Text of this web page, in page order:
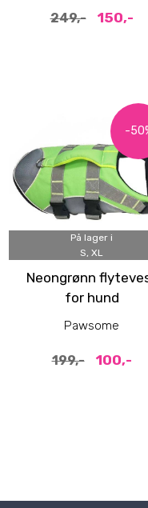
249,- 150,-
-
På lager i
S, XL
Neongrønn
for hund
Pawsome
199,- 100,-